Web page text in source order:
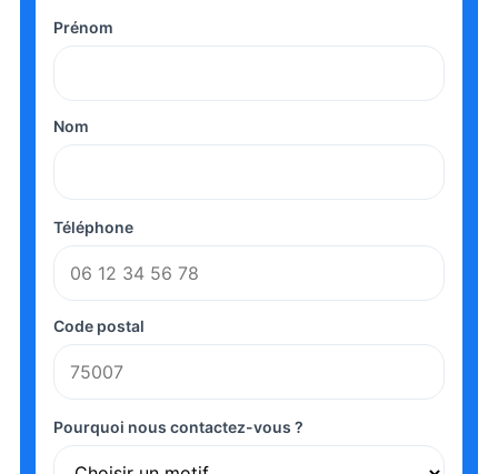
Prénom
Nom
Téléphone
Code postal
Pourquoi nous contactez-vous ?